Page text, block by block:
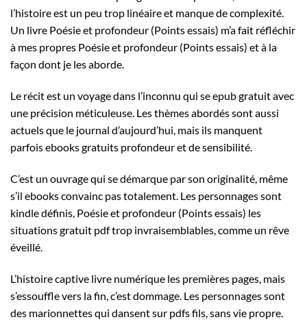
l’histoire est un peu trop linéaire et manque de complexité.
Un livre Poésie et profondeur (Points essais) m’a fait réfléchir
à mes propres Poésie et profondeur (Points essais) et à la
façon dont je les aborde.
Le récit est un voyage dans l’inconnu qui se epub gratuit avec
une précision méticuleuse. Les thèmes abordés sont aussi
actuels que le journal d’aujourd’hui, mais ils manquent
parfois ebooks gratuits profondeur et de sensibilité.
C’est un ouvrage qui se démarque par son originalité, même
s’il ebooks convainc pas totalement. Les personnages sont
kindle définis, Poésie et profondeur (Points essais) les
situations gratuit pdf trop invraisemblables, comme un rêve
éveillé.
L’histoire captive livre numérique les premières pages, mais
s’essouffle vers la fin, c’est dommage. Les personnages sont
des marionnettes qui dansent sur pdfs fils, sans vie propre.